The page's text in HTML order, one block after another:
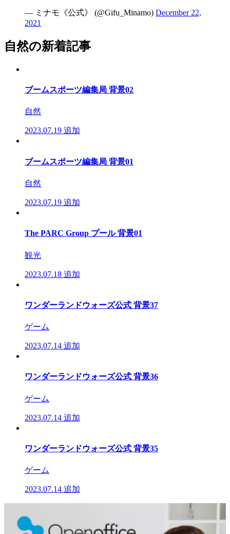
— ミナモ《公式》 (@Gifu_Minamo) December 22,
2021
自然の新着記事
ブームスポーツ編集局 背景02
自然
2023.07.19 追加
ブームスポーツ編集局 背景01
自然
2023.07.19 追加
The PARC Group プール 背景01
観光
2023.07.18 追加
ワンダーランドウォーズ公式 背景37
ゲーム
2023.07.14 追加
ワンダーランドウォーズ公式 背景36
ゲーム
2023.07.14 追加
ワンダーランドウォーズ公式 背景35
ゲーム
2023.07.14 追加